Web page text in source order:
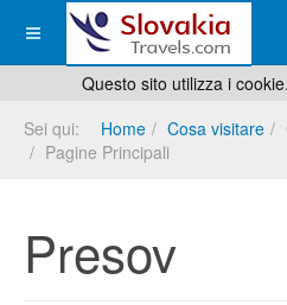
Questo sito utilizza i cookie.
Sei qui:
Home Cosa visitare
Pagine Principali
Presov